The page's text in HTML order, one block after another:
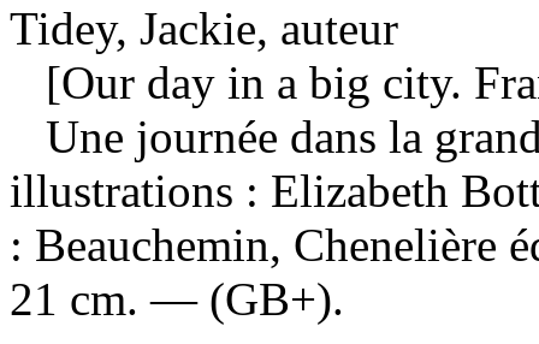
Tidey, Jackie, auteur
[Our day in a big city.
Une journée dans la
illustrations : Elizabeth
: Beauchemin, Chenelière
21 cm. — (GB+).